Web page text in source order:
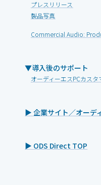
プレスリリース
製品写真
Commercial Audio:
▼導入後のサポート
オーディーエスPCカスタ
▶ 企業サイト／オーデ
▶ ODS Direct TOP